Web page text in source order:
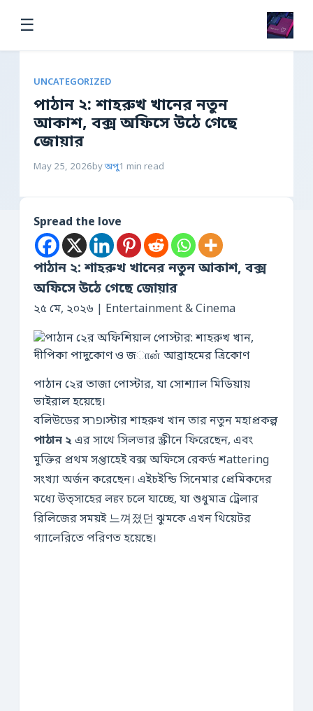
☰
UNCATEGORIZED
পাঠান ২: শাহরুখ খানের নতুন
আকাশ, বক্স অফিসে উঠে গেছে
জোয়ার
May 25, 2026byঅপু1 min read
Spread the love
পাঠান ২: শাহরুখ খানের নতুন আকাশ, বক্স
অফিসে উঠে গেছে জোয়ার
২৫ মে, ২০২৬ | Entertainment & Cinema
পাঠান ২ের তাজা পোস্টার, যা সোশ্যাল মিডিয়ায়
ভাইরাল হয়েছে।
বলিউডের সופרস্টার শাহরুখ খান তার নতুন মহাপ্রকল্প
পাঠান ২এর সাথে সিলভার স্ক্রীনে ফিরেছেন, এবং
মুক্তির প্রথম সপ্তাহেই বক্স অফিসে রেকর্ড শattering
সংখ্যা অর্জন করেছেন। এইচইন্ডি সিনেমার প্রেমিকদের
মধ্যে উত্সাহের লहर চলে যাচ্ছে, যা শুধুমাত্র ট্রেলার
রিলিজের সময়ই 느껴졌던 ঝুমকে এখন থিয়েটর
গ্যালেরিতে পরিণত হয়েছে।